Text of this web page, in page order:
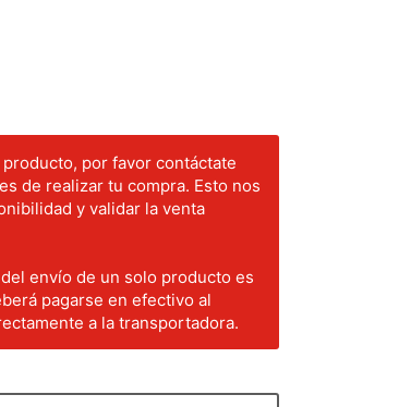
por favor contáctate
de realizar tu compra. Esto nos
y validar la venta
envío de un solo producto es
pagarse en efectivo al
a la transportadora.